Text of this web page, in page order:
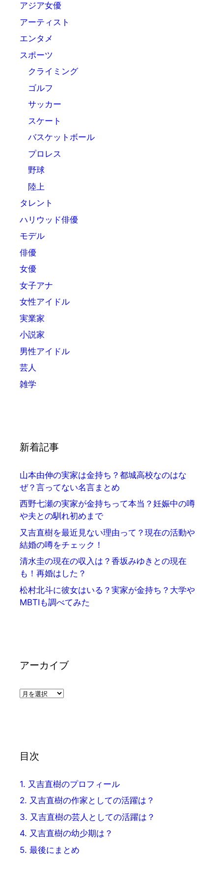
アジア女優
アーティスト
エンタメ
スポーツ
クライミング
ゴルフ
サッカー
スケート
バスケットボール
プロレス
野球
陸上
タレント
ハリウッド俳優
モデル
俳優
女優
女子アナ
女性アイドル
実業家
小説家
男性アイドル
芸人
雑学
新着記事
山本由伸の実家は金持ち？都城高校なのはな
ぜ？言ってない名言まとめ
西野七瀬の実家が金持ちって本当？妊娠中の噂
や夫との馴れ初めまで
又吉直樹を最近見ない理由って？現在の活動や
結婚の噂をチェック！
清水圭の現在の収入は？香坂みゆきとの現在
も！再婚はした？
松村北斗に彼女はいる？実家が金持ち？大学や
MBTIも調べてみた
アーカイブ
ア
目次
1. 又吉直樹のプロフィール
2. 又吉直樹の作家としての活躍は？
3. 又吉直樹の芸人としての活躍は？
4. 又吉直樹の幼少期は？
5. 最後にまとめ